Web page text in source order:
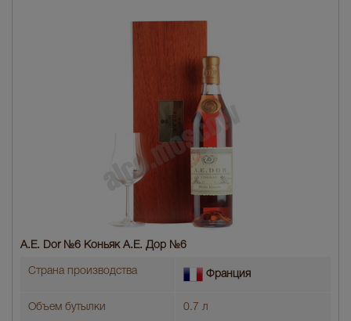
A.E. Dor №6 Коньяк A.E. Дор №6
Страна производства Франция
Объем бутылки 0.7 л